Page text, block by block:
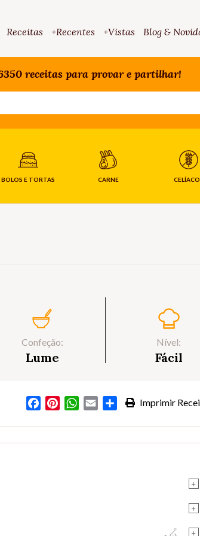
Receitas +Recentes +Vistas Blog &
receitas para provar e partilhar!
BOLOS E TORTAS CARNE
Confeção:
Lume
Nível:
Fácil
Imprimir
FacebookPinterestWhatsApp
Email Partilhar
+
+
+